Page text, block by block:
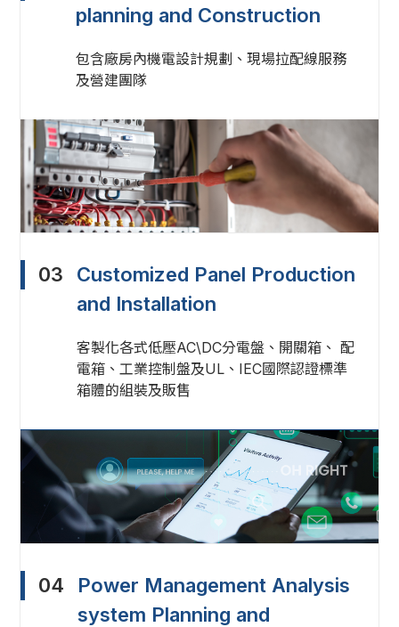
planning and Construction
包含廠房內機電設計規劃、現場拉配線服務
及營建團隊
03
Customized Panel Production
and Installation
客製化各式低壓AC\DC分電盤、開關箱、 配
電箱、工業控制盤及UL、IEC國際認證標準
箱體的組裝及販售
04
Power Management Analysis
system Planning and